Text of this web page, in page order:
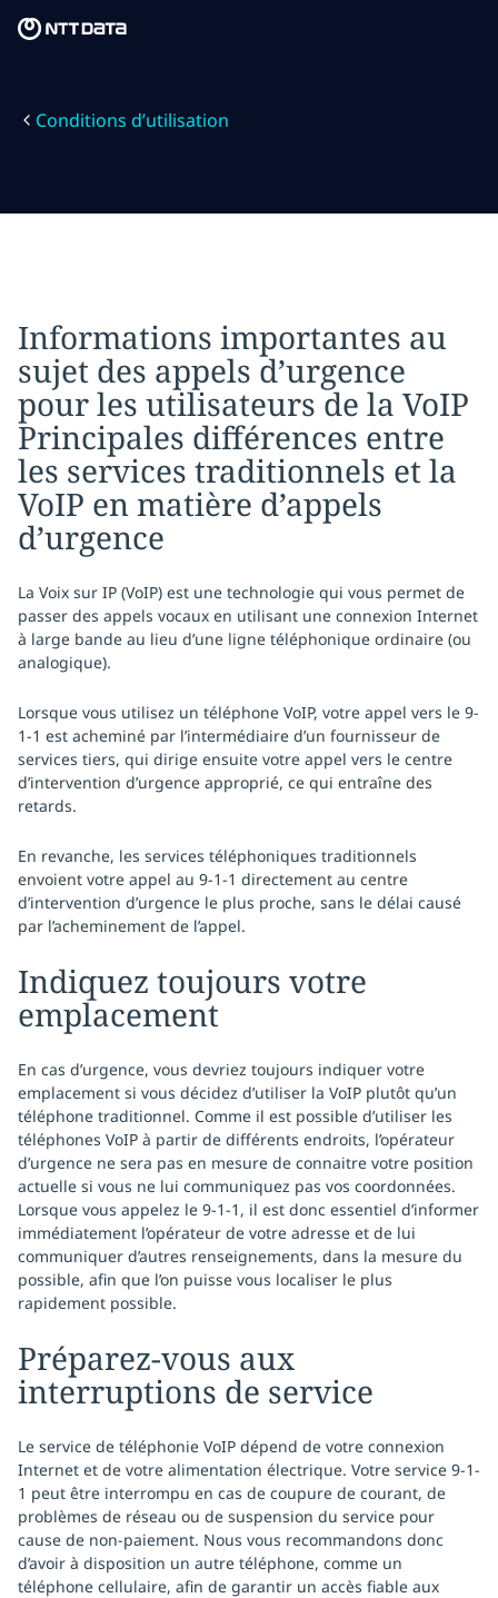
Ce que nous pensons
Conditions d’utilisation
Informations importantes au
sujet des appels d’urgence
pour les utilisateurs de la VoIP
Principales différences entre
les services traditionnels et la
VoIP en matière d’appels
d’urgence
La Voix sur IP (VoIP) est une technologie qui vous permet de
passer des appels vocaux en utilisant une connexion Internet
à large bande au lieu d’une ligne téléphonique ordinaire (ou
analogique).
Lorsque vous utilisez un téléphone VoIP, votre appel vers le 9-
1-1 est acheminé par l’intermédiaire d’un fournisseur de
services tiers, qui dirige ensuite votre appel vers le centre
d’intervention d’urgence approprié, ce qui entraîne des
retards.
En revanche, les services téléphoniques traditionnels
envoient votre appel au 9-1-1 directement au centre
d’intervention d’urgence le plus proche, sans le délai causé
par l’acheminement de l’appel.
Indiquez toujours votre
emplacement
En cas d’urgence, vous devriez toujours indiquer votre
emplacement si vous décidez d’utiliser la VoIP plutôt qu’un
téléphone traditionnel. Comme il est possible d’utiliser les
téléphones VoIP à partir de différents endroits, l’opérateur
d’urgence ne sera pas en mesure de connaitre votre position
actuelle si vous ne lui communiquez pas vos coordonnées.
Lorsque vous appelez le 9-1-1, il est donc essentiel d’informer
immédiatement l’opérateur de votre adresse et de lui
communiquer d’autres renseignements, dans la mesure du
possible, afin que l’on puisse vous localiser le plus
rapidement possible.
Préparez-vous aux
interruptions de service
Le service de téléphonie VoIP dépend de votre connexion
Internet et de votre alimentation électrique. Votre service 9-1-
1 peut être interrompu en cas de coupure de courant, de
problèmes de réseau ou de suspension du service pour
cause de non-paiement. Nous vous recommandons donc
d’avoir à disposition un autre téléphone, comme un
téléphone cellulaire, afin de garantir un accès fiable aux